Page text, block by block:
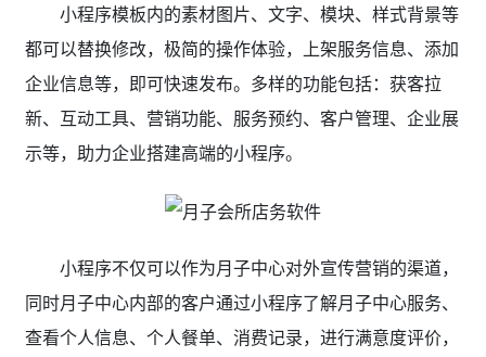
小程序模板内的素材图片、文字、模块、样式背景等
都可以替换修改，极简的操作体验，上架服务信息、添加
企业信息等，即可快速发布。多样的功能包括：获客拉
新、互动工具、营销功能、服务预约、客户管理、企业展
示等，助力企业搭建高端的小程序。
小程序不仅可以作为月子中心对外宣传营销的渠道，
同时月子中心内部的客户通过小程序了解月子中心服务、
查看个人信息、个人餐单、消费记录，进行满意度评价，